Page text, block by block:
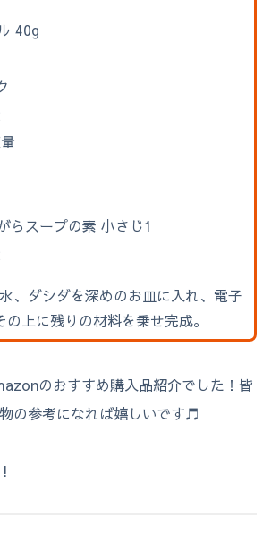
40g
らスープの素 小さじ1
、ダシダを深めのお皿に入れ、電子
の上に残りの材料を乗せ完成。
のおすすめ購入品紹介でした！皆
の参考になれば嬉しいです♬